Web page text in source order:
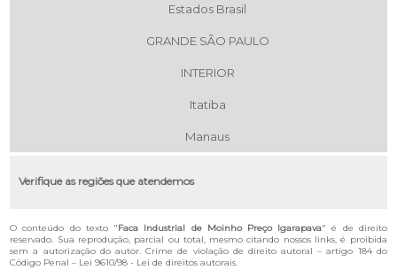
Estados Brasil
GRANDE SÃO PAULO
INTERIOR
Itatiba
Manaus
Verifique as regiões que atendemos
O conteúdo do texto "Faca Industrial de Moinho Preço Igarapava" é de direito
reservado. Sua reprodução, parcial ou total, mesmo citando nossos links, é proibida
sem a autorização do autor. Crime de violação de direito autoral – artigo 184 do
Código Penal – Lei 9610/98 - Lei de direitos autorais.